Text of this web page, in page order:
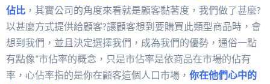
佔比 ，其實公司的角度來看就是顧客黏著度，我們做了甚麼?
以甚麼方式提供給顧客?讓顧客想到要購買此類型商品時，會
想到我們，並且決定選擇我們，成為我們的優勢，通俗一點
有點像”市佔率的概念，只是市佔率是依商品在市場的佔有
率，心佔率指的是你在顧客這個人口市場， 你在他們心中的